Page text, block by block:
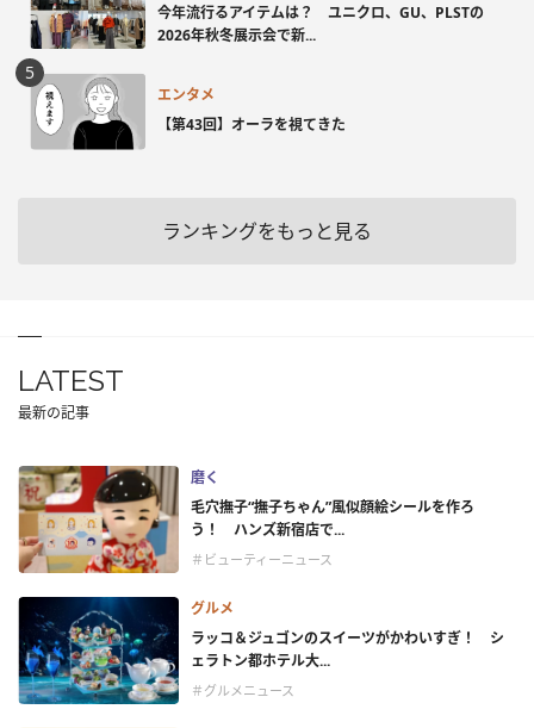
今年流行るアイテムは？ ユニクロ、GU、PLSTの
2026年秋冬展示会で新...
エンタメ
【第43回】オーラを視てきた
ランキングをもっと見る
LATEST
最新の記事
磨く
毛穴撫子“撫子ちゃん”風似顔絵シールを作ろ
う！ ハンズ新宿店で...
＃ビューティーニュース
グルメ
ラッコ＆ジュゴンのスイーツがかわいすぎ！ シ
ェラトン都ホテル大...
＃グルメニュース